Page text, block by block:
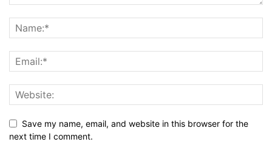
Save my name, email, and website in this browser for the
next time I comment.